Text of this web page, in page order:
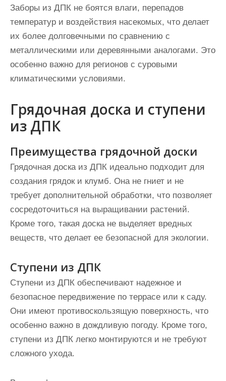
Заборы из ДПК не боятся влаги, перепадов
температур и воздействия насекомых, что делает
их более долговечными по сравнению с
металлическими или деревянными аналогами. Это
особенно важно для регионов с суровыми
климатическими условиями.
Грядочная доска и ступени
из ДПК
Преимущества грядочной доски
Грядочная доска из ДПК идеально подходит для
создания грядок и клумб. Она не гниет и не
требует дополнительной обработки, что позволяет
сосредоточиться на выращивании растений.
Кроме того, такая доска не выделяет вредных
веществ, что делает ее безопасной для экологии.
Ступени из ДПК
Ступени из ДПК обеспечивают надежное и
безопасное передвижение по террасе или к саду.
Они имеют противоскользящую поверхность, что
особенно важно в дождливую погоду. Кроме того,
ступени из ДПК легко монтируются и не требуют
сложного ухода.